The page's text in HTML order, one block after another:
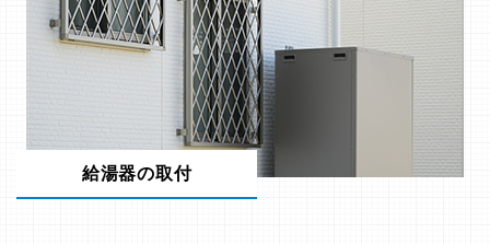
給湯器の取付